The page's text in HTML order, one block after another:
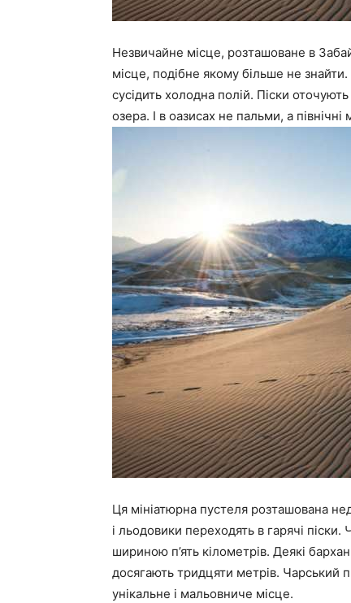
Незвичайне місце, розташоване в
місце, подібне якому більше не
сусідить холодна полій. Піски
озера. І в оазисах не пальми, а
Ця мініатюрна пустеля розташована
і льодовики переходять в гарячі
шириною п’ять кілометрів. Деякі
досягають тридцяти метрів. Чарський
унікальне і мальовниче місце.